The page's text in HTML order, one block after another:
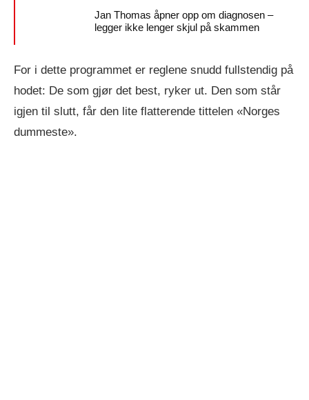
Jan Thomas åpner opp om diagnosen –
legger ikke lenger skjul på skammen
For i dette programmet er reglene snudd fullstendig på
hodet: De som gjør det best, ryker ut. Den som står
igjen til slutt, får den lite flatterende tittelen «Norges
dummeste».